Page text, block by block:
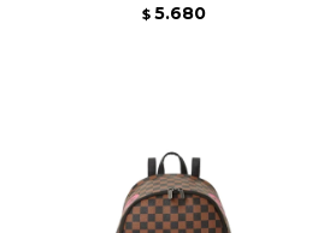
$ 5.680